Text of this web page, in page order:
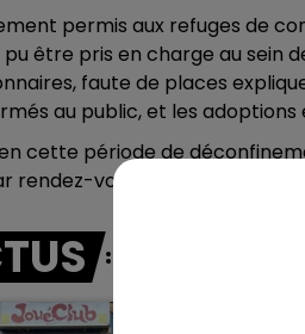
DE CAISSE
permis aux refuges de
être pris en charge au sein
faute de places
au public, et les adoptions
cette période de
rendez-vous.